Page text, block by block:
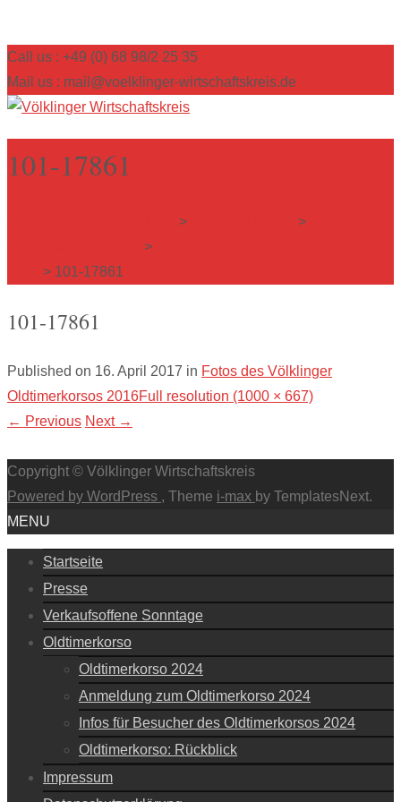
Call us : +49 (0) 68 98/2 25 35
Mail us : mail@voelklinger-wirtschaftskreis.de
101-17861
>
>
>
> 101-17861
101-17861
Published on 16. April 2017 in Fotos des Völklinger
Oldtimerkorsos 2016Full resolution (1000 × 667)
← Previous Next →
Copyright © Völklinger Wirtschaftskreis
Powered by WordPress , Theme i-max by TemplatesNext.
MENU
Startseite
Presse
Verkaufsoffene Sonntage
Oldtimerkorso
Oldtimerkorso 2024
Anmeldung zum Oldtimerkorso 2024
Infos für Besucher des Oldtimerkorsos 2024
Oldtimerkorso: Rückblick
Impressum